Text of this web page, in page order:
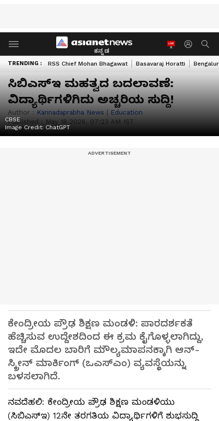
ಕನ್ನಡ
TRENDING : RSS Chief Mohan Bhagawat Basavaraj Horatti
ಸಿಬಿಎಸ್‌ಇ ಮಹತ್ವದ ಬದಲಾವಣೆ:
ವಿದ್ಯಾರ್ಥಿಗಳಿಗಿದು ಅಚ್ಚರಿಯ ಸುದ್ದಿ!
Author : Kannadaprabha News | Education
Published : May 18 2026, 07:23 AM IST
CBSE
Image Credit: ChatGPT
ಕೇಂದ್ರೀಯ ಪ್ರೌಢ ಶಿಕ್ಷಣ ಮಂಡಳಿ: ಪಾರದರ್ಶಕತೆ
ಹೆಚ್ಚಿಸುವ ಉದ್ದೇಶದಿಂದ ಈ ಕ್ರಮ ಕೈಗೊಳ್ಳಲಾಗಿದ್ದು,
ಇದೇ ಮೊದಲ ಬಾರಿಗೆ ಮೌಲ್ಯಮಾಪನಕ್ಕಾಗಿ ಆನ್‌-
ಸ್ಕ್ರೀನ್‌ ಮಾರ್ಕಿಂಗ್‌ (ಒಎಸ್‌ಎಂ) ವ್ಯವಸ್ಥೆಯನ್ನು
ಬಳಸಲಾಗಿದೆ.
ನವದೆಹಲಿ: ಕೇಂದ್ರೀಯ ಪ್ರೌಢ ಶಿಕ್ಷಣ ಮಂಡಳಿಯು
(ಸಿಬಿಎಸ್‌ಇ) 12ನೇ ತರಗತಿಯ ವಿದ್ಯಾರ್ಥಿಗಳಿಗೆ ಶುಭಸುದ್ದಿ